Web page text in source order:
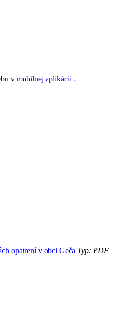
v mobilnej aplikácii -
opatrení v obci Geča Typ: PDF